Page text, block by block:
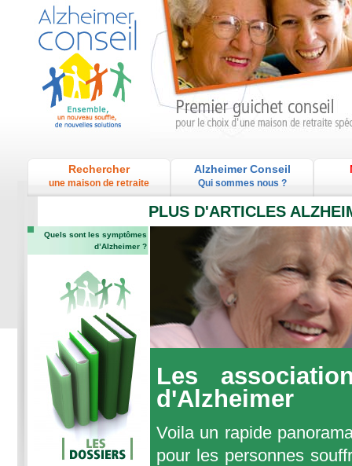
Rechercher
une maison de retraite
Alzheimer Conseil
Qui sommes nous ?
PLUS D'ARTICLES
Quels sont les symptômes
d’Alzheimer ?
Les
d'Alzheimer
Voila un rapide
pour les personnes